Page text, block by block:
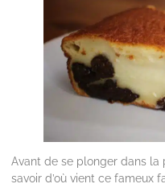
Avant de se plonger dans la
savoir d’où vient ce fameux